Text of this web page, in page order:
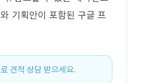
기획안이 포함된 구글 프
견적 상담 받으세요.